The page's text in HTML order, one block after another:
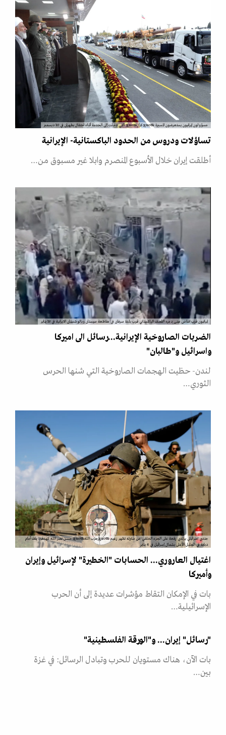
مسؤولون إيرانيون يستعرضون المسيرة &quot;كرار&quot; التي دخلت إلى الخدمة أثناء احتفال بطهران في 10 ديسمبر
تساؤلات ودروس من الحدود الباكستانية- الإيرانية
أطلقت إيران خلال الأسبوع المنصرم وابلا غير مسبوق من…
إيرانيون قرب انقاض مبنى دمره القصف الباكستاني قرب بلدة سرفان في مقاطعة سيستان وبالوشستان الايرانية في 18 يناير
الضربات الصاروخية الإيرانية...رسائل الى اميركا
واسرائيل و"طالبان"
لندن- حظيت الهجمات الصاروخية التي شنها الحرس
الثوري…
جندي إسرائيلي يرتدي رقعة على الجزء الخلفي من سترته تظهر زعيم &quot;حزب الله&quot; حسن نصر الله كهدف، يقف أمام
دبابة في الجليل الأعلى بشمال إسرائيل في 4 يناير
اغتيال العاروري... الحسابات "الخطيرة" لإسرائيل وإيران
وأميركا
بات في الإمكان التقاط مؤشرات عديدة إلى أن الحرب
الإسرائيلية…
"رسائل" إيران... و"الورقة الفلسطينية"
بات الآن، هناك مستويان للحرب وتبادل الرسائل: في غزة
بين…